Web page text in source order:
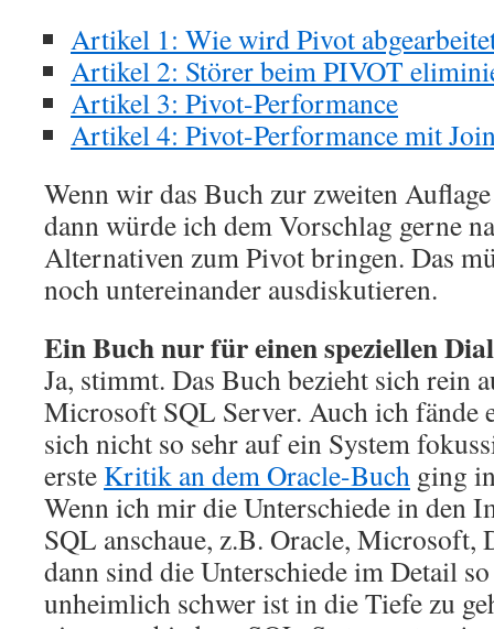
Artikel 1: Wie wird Pivot
Artikel 2: Störer beim PIVOT
Artikel 3: Pivot-Performance
Artikel 4: Pivot-Performance mit
Wenn wir das Buch zur zweiten
dann würde ich dem Vorschlag gerne
Alternativen zum Pivot bringen. Das
noch untereinander ausdiskutieren.
Ein Buch nur für einen speziellen
Ja, stimmt. Das Buch bezieht sich rein
Microsoft SQL Server. Auch ich fände
sich nicht so sehr auf ein System
erste Kritik an dem Oracle-Buch ging
Wenn ich mir die Unterschiede in den
SQL anschaue, z.B. Oracle,
dann sind die Unterschiede im Detail so
unheimlich schwer ist in die Tiefe zu